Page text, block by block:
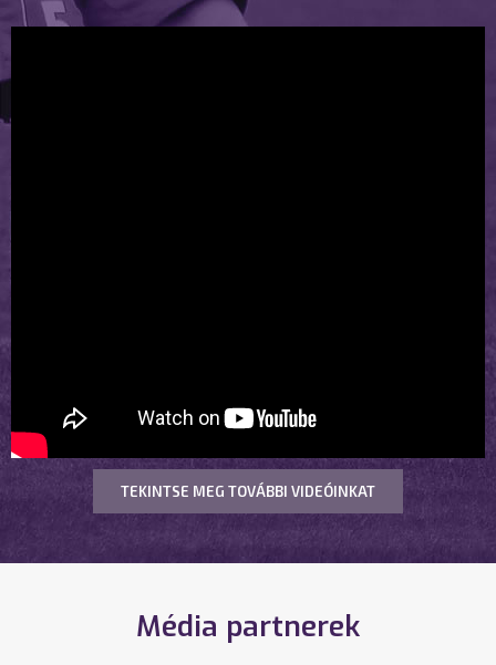
TEKINTSE MEG TOVÁBBI VIDEÓINKAT
Média partnerek